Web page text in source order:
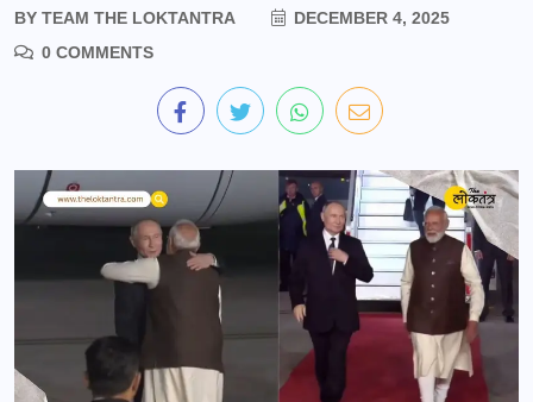
BY TEAM THE LOKTANTRA
DECEMBER 4, 2025
0 COMMENTS